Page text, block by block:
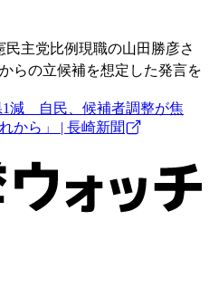
民主党比例現職の山田勝彦さ
らの立候補を想定した発言を
1減 自民、候補者調整が焦
から」 | 長崎新聞